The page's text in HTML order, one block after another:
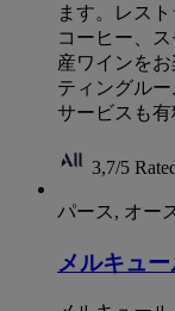
ます。レス
コーヒー、
産ワインを
ティングル
サービスも有
3,7/5
パース, オー
メルキュ